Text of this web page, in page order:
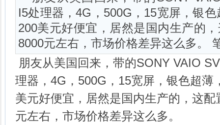
I5处理器，4G，500G，15宽屏，银
200美元好便宜，居然是国内生产的
8000元左右，市场价格差异这么多。
朋友从美国回来，带的SONY VAIO
理器，4G，500G，15宽屏，银色超薄
美元好便宜，居然是国内生产的，这
元左右，市场价格差异这么多。